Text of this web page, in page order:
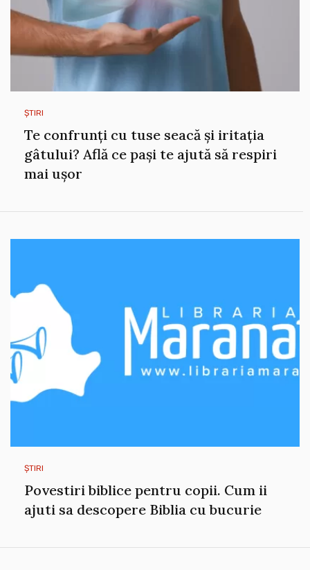
ȘTIRI
Te confrunți cu tuse seacă și iritația
gâtului? Află ce pași te ajută să respiri
mai ușor
ȘTIRI
Povestiri biblice pentru copii. Cum ii
ajuti sa descopere Biblia cu bucurie